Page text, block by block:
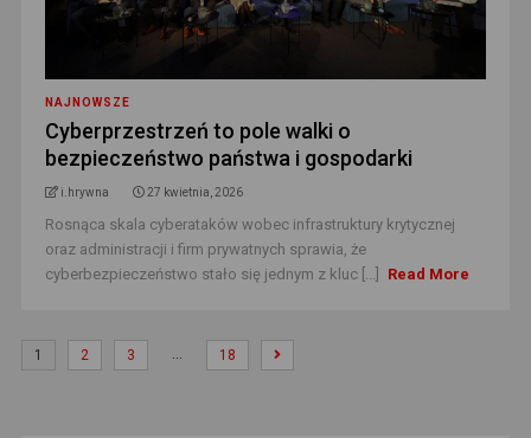
NAJNOWSZE
Cyberprzestrzeń to pole walki o
bezpieczeństwo państwa i gospodarki
i.hrywna 27 kwietnia, 2026
Rosnąca skala cyberataków wobec infrastruktury krytycznej
oraz administracji i firm prywatnych sprawia, że
cyberbezpieczeństwo stało się jednym z kluc [...]
Read More
1 2 3 … 18